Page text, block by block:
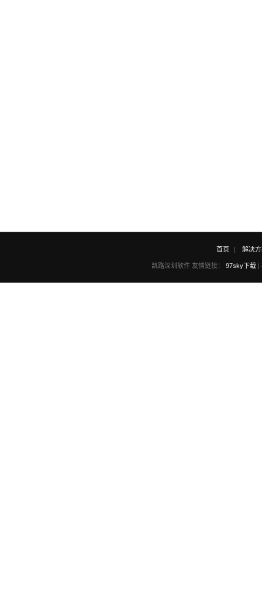
首页 解决
凯路深圳软件 友情链接： 97sky下载 |